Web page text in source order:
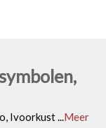
Ivoorkust ... Meer